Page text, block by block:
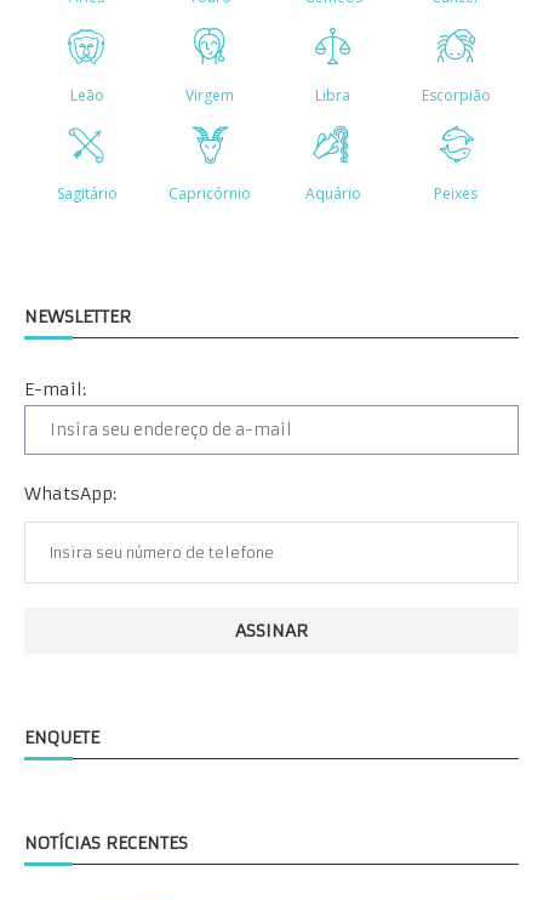
NEWSLETTER
E-mail:
WhatsApp:
ENQUETE
NOTÍCIAS RECENTES